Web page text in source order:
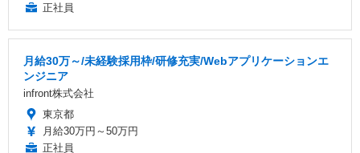
正社員
月給30万～/未経験採用枠/研修充実/Webアプリケーションエ
ンジニア
infront株式会社
東京都
月給30万円～50万円
正社員